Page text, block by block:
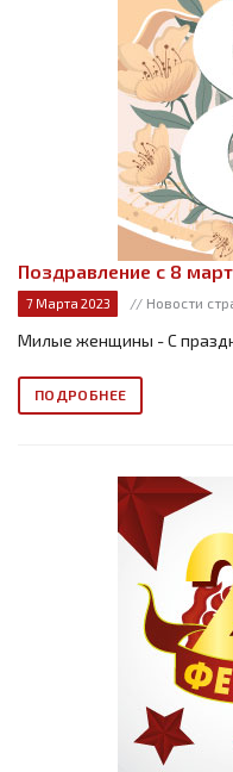
Поздравление с 8
7 Марта 2023 // Новости
Милые женщины - С
ПОДРОБНЕЕ